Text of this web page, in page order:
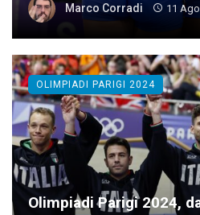
Marco Corradi 11
Olimpiadi Parigi 2024,
OLIMPIADI PARIGI 2024